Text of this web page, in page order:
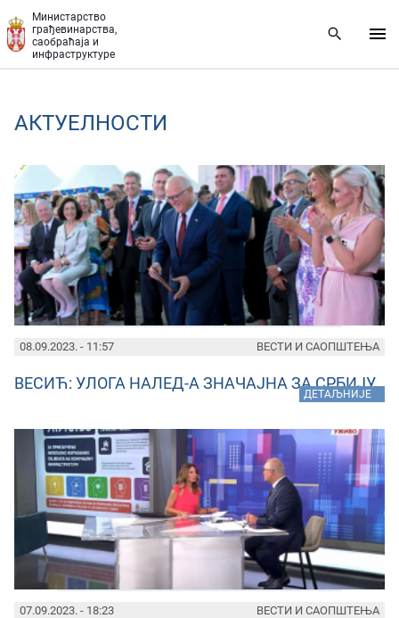
Министарство
грађевинарства,
саобраћаја и
инфраструктуре
AКТУЕЛНОСТИ
08.09.2023. - 11:57
ВЕСИЋ: УЛОГА НАЛЕД-А ЗНАЧАЈНА ЗА СРБИЈУ
ДЕТАЉНИЈЕ
ВЕСТИ И САОПШТЕЊА
07.09.2023. - 18:23 ВЕСТИ И САОПШТЕЊА
PAGES